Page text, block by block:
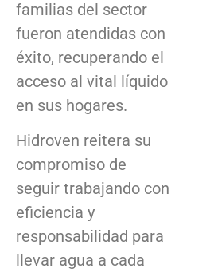
familias del sector
fueron atendidas con
éxito, recuperando el
acceso al vital líquido
en sus hogares.
Hidroven reitera su
compromiso de
seguir trabajando con
eficiencia y
responsabilidad para
llevar agua a cada